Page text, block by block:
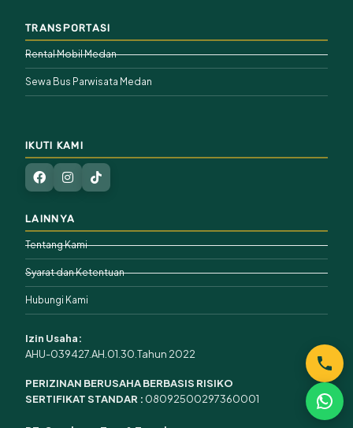
TRANSPORTASI
Rental Mobil Medan
Sewa Bus Parwisata Medan
IKUTI KAMI
LAINNYA
Tentang Kami
Syarat dan Ketentuan
Hubungi Kami
Izin Usaha:
AHU-039427.AH.01.30.Tahun 2022
PERIZINAN BERUSAHA BERBASIS RISIKO
SERTIFIKAT STANDAR : 08092500297360001